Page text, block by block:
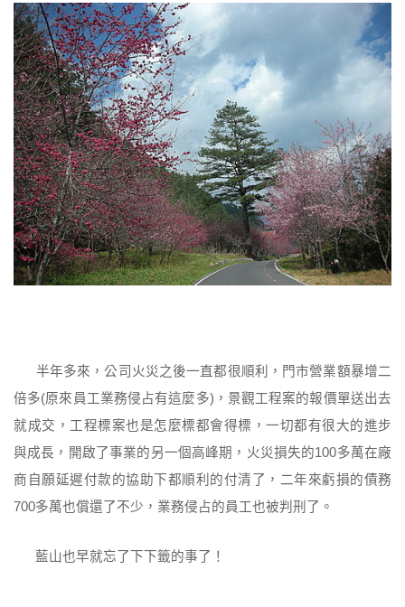
半年多來，公司火災之後一直都很順利，門市營業額暴增二
倍多(原來員工業務侵占有這麼多)，景觀工程案的報價單送出去
就成交，工程標案也是怎麼標都會得標，一切都有很大的進步
與成長，開啟了事業的另一個高峰期，火災損失的100多萬在廠
商自願延遲付款的協助下都順利的付清了，二年來虧損的債務
700多萬也償還了不少，業務侵占的員工也被判刑了。
藍山也早就忘了下下籤的事了！